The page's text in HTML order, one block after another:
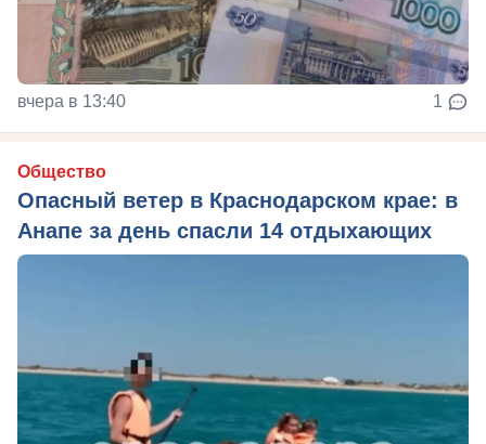
вчера в 13:40 1
Общество
Опасный ветер в Краснодарском крае: в
Анапе за день спасли 14 отдыхающих